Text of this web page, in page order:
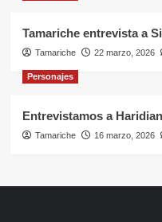
Tamariche entrevista a
Tamariche 22 marzo, 2026
Personajes
Entrevistamos a
Tamariche 16 marzo, 2026